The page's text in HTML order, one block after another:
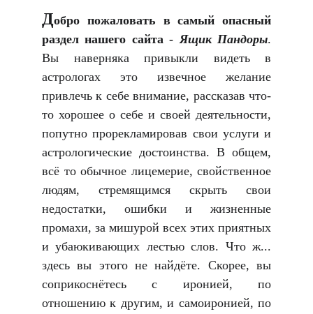
Добро пожаловать в самый опасный
раздел нашего сайта - Ящик Пандоры.
Вы наверняка привыкли видеть в
астрологах это извечное желание
привлечь к себе внимание, рассказав что-
то хорошее о себе и своей деятельности,
попутно прорекламировав свои услуги и
астрологические достоинства. В общем,
всё то обычное лицемерие, свойственное
людям, стремящимся скрыть свои
недостатки, ошибки и жизненные
промахи, за мишурой всех этих приятных
и убаюкивающих лестью слов. Что ж...
здесь вы этого не найдёте. Скорее, вы
соприкоснётесь с иронией, по
отношению к другим, и самоиронией, по